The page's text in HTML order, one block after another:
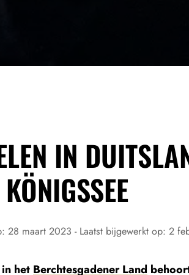
IN
28 maart 2023 - Laatst bijgewerkt op: 2
het Berchtesgadener Land